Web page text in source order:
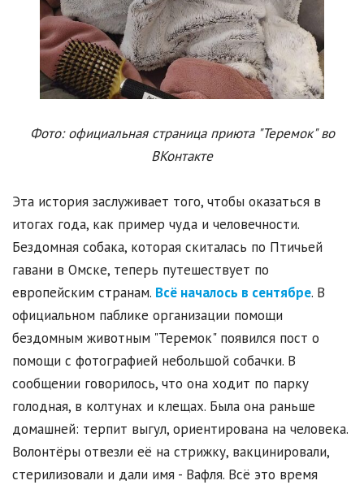
Фото: официальная страница приюта "Теремок" во
ВКонтакте
Эта история заслуживает того, чтобы оказаться в
итогах года, как пример чуда и человечности.
Бездомная собака, которая скиталась по Птичьей
гавани в Омске, теперь путешествует по
европейским странам. Всё началось в сентябре. В
официальном паблике организации помощи
бездомным животным "Теремок" появился пост о
помощи с фотографией небольшой собачки. В
сообщении говорилось, что она ходит по парку
голодная, в колтунах и клещах. Была она раньше
домашней: терпит выгул, ориентирована на человека.
Волонтёры отвезли её на стрижку, вакцинировали,
стерилизовали и дали имя - Вафля. Всё это время